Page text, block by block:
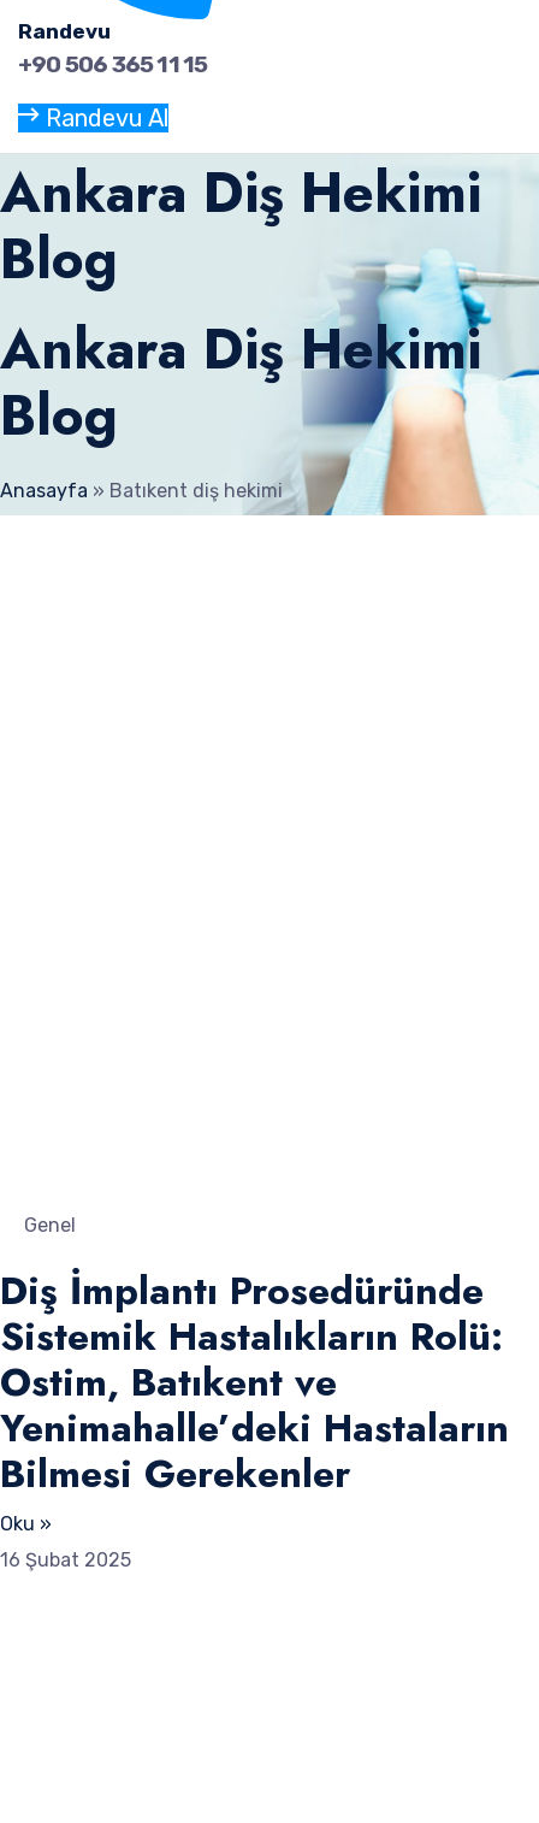
Randevu
+90 506 365 11 15
Randevu Al
Ankara Diş Hekimi
Blog
Ankara Diş Hekimi
Blog
Anasayfa » Batıkent diş hekimi
Genel
Diş İmplantı Prosedüründe
Sistemik Hastalıkların Rolü:
Ostim, Batıkent ve
Yenimahalle’deki Hastaların
Bilmesi Gerekenler
Oku »
16 Şubat 2025